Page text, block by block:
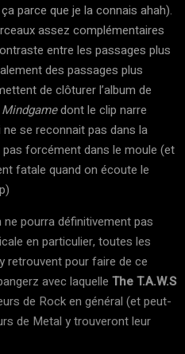
parce que je la connais ahah).
assez complémentaires
entre les passages plus
des passages plus
de clôturer l’album de
Mindgamedont le clip narre
ne se reconnait pas dans la
forcément dans le moule (et
fatale quand on écoute le
ne pourra définitivement pas
en particulier, toutes les
retrouvent pour faire de ce
avec laquelle The T.A.W.S
de Rock en général (et peut-
de Metal y trouveront leur